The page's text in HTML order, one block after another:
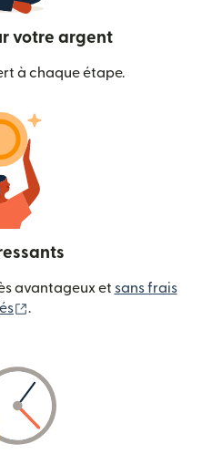
votre argent
à chaque étape.
avantageux et sans frais
(s'ouvre dans une
.